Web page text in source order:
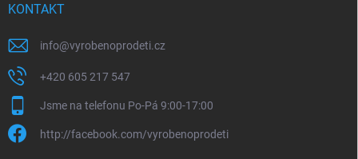
KONTAKT
info@vyrobenoprodeti.cz
+420 605 217 547
Jsme na telefonu Po-Pá 9:00-17:00
http://facebook.com/vyrobenoprodeti